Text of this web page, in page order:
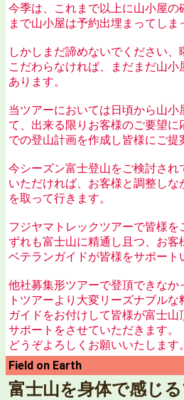
今季は、これまで以上に山小屋の
まで山小屋は予約出埋まってしま
しかしまだ諦めないでください
こだわらなければ、まだまだ山小
あります。
当ツアーにおいては日頃から山小
て、出来る限りお客様のご要望に
での登山計画を作成し皆様にご提
今シーズン富士登山をご検討され
いただければ、お客様と調整し
を取って行きます。
フジヤマトレックツアーで皆様
ずれも富士山に精通し且つ、お客
ベテランガイドが皆様をサポート
他社募集形ツアーで登頂できなか
トツアーより大変リーズナブルな
ガイドをお付けして皆様が富士
サポートをさせていただきます。
どうぞよろしくお願いいたします。
Field on Earth
富士山を身体で感じ